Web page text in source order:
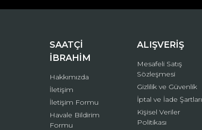
Bu ürüne benzer farklı alternatifler olmalı.
SAATÇİ
İBRAHİM
Hakkımızda
İletişim
İletişim Formu
Havale Bildirim
Formu
ALIŞVERİŞ
Mesafeli Satış
Sözleşmesi
Gizlilik ve Güvenlik
İptal ve İade Şartları
Kişisel Veriler
Politikası